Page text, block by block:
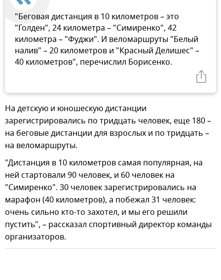
"Беговая дистанция в 10 километров – это
"Голден", 24 километра – "Симиренко", 42
километра – "Фуджи". И веломаршруты "Белый
налив" – 20 километров и "Красный Делишес" –
40 километров", перечислил Борисенко.
На детскую и юношескую дистанции
зарегистрировались по тридцать человек, еще 180 –
на беговые дистанции для взрослых и по тридцать –
на веломаршруты.
"Дистанция в 10 километров самая популярная, на
ней стартовали 90 человек, и 60 человек на
"Симиренко". 30 человек зарегистрировались на
марафон (40 километров), а побежал 31 человек:
очень сильно кто-то захотел, и мы его решили
пустить", – рассказал спортивный директор команды
организаторов.